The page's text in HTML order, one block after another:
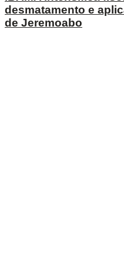
desmatamento e
de Jeremoabo